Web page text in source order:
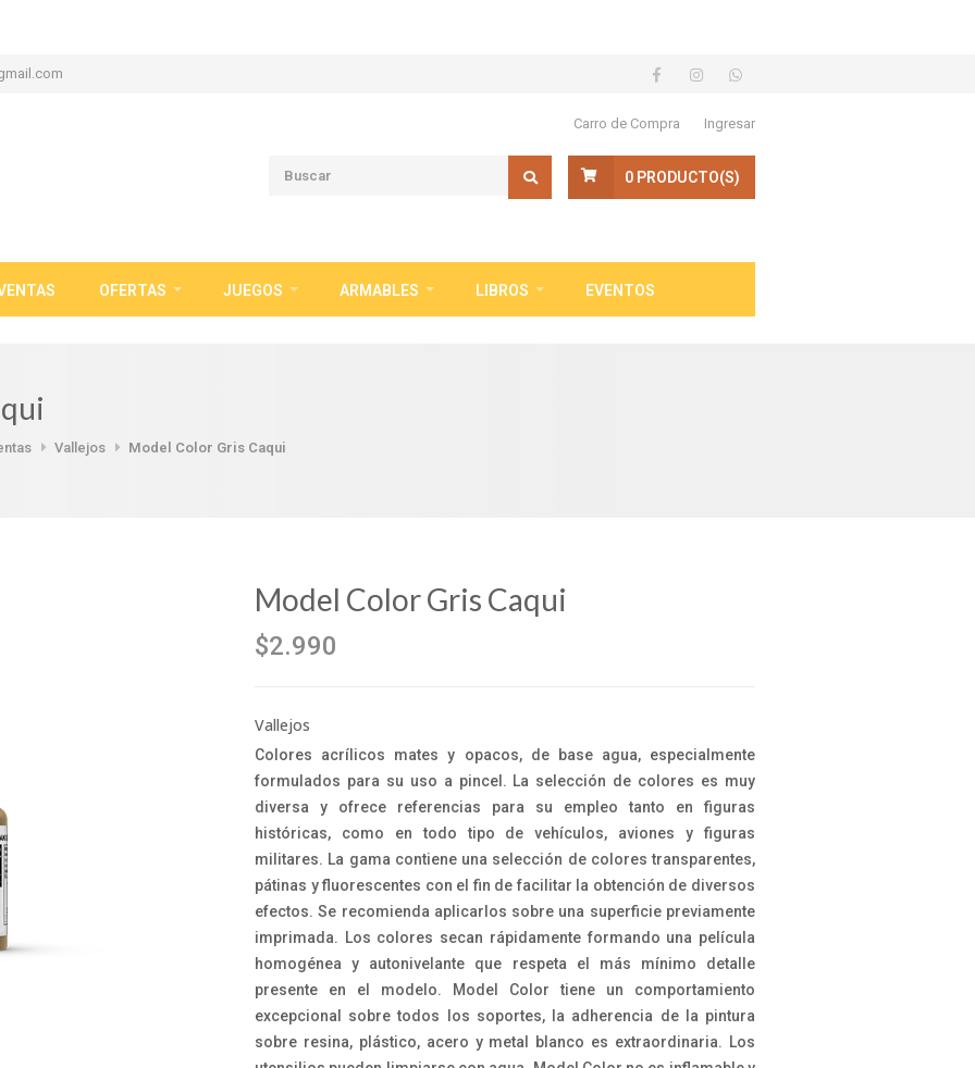
Carro de Compra Ingresar
0 PRODUCTO(S)
OFERTAS JUEGOS ARMABLES LIBROS EVENTOS
Vallejos Model Color Gris Caqui
Model Color Gris Caqui
$2.990
Vallejos
Colores acrílicos mates y opacos, de base agua, especialmente
formulados para su uso a pincel. La selección de colores es muy
diversa y ofrece referencias para su empleo tanto en figuras
históricas, como en todo tipo de vehículos, aviones y figuras
militares. La gama contiene una selección de colores transparentes,
pátinas y fluorescentes con el fin de facilitar la obtención de diversos
efectos. Se recomienda aplicarlos sobre una superficie previamente
imprimada. Los colores secan rápidamente formando una película
homogénea y autonivelante que respeta el más mínimo detalle
presente en el modelo. Model Color tiene un comportamiento
excepcional sobre todos los soportes, la adherencia de la pintura
sobre resina, plástico, acero y metal blanco es extraordinaria. Los